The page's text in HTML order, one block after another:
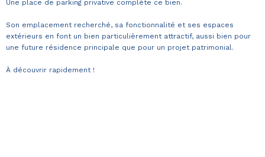
Une place de parking privative complète ce bien.
Son emplacement recherché, sa fonctionnalité et ses espaces
extérieurs en font un bien particulièrement attractif, aussi bien pour
une future résidence principale que pour un projet patrimonial.
À découvrir rapidement !